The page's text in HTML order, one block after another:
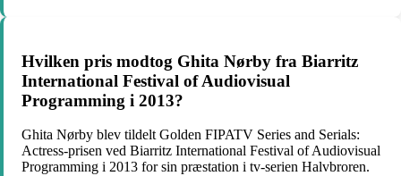
Hvilken pris modtog Ghita Nørby fra Biarritz
International Festival of Audiovisual
Programming i 2013?
Ghita Nørby blev tildelt Golden FIPATV Series and Serials:
Actress-prisen ved Biarritz International Festival of Audiovisual
Programming i 2013 for sin præstation i tv-serien Halvbroren.